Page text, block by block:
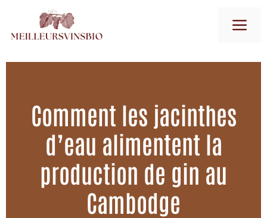
contenu
Comment les jacinthes
d’eau alimentent la
production de gin au
Cambodge